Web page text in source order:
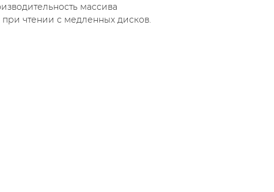
массива
чтении с медленных дисков.